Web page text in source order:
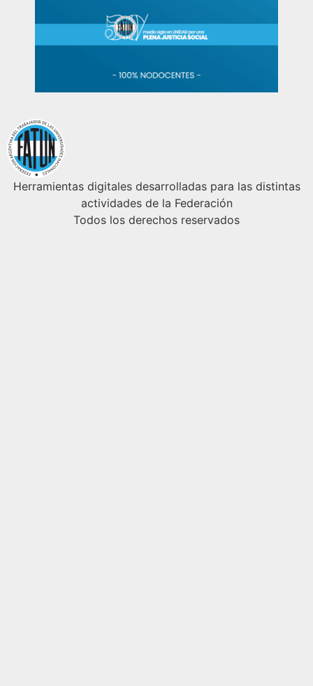
Herramientas digitales desarrolladas para las distintas
actividades de la Federación
Todos los derechos reservados